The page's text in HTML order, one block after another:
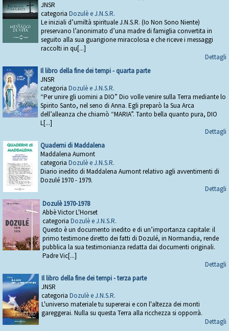
JNSR
categoria Dozulè e J.N.S.R.
Le iniziali d’umiltà spirituale J.N.S.R. (Io Non Sono Niente)
preservano l’anonimato d’una madre di famiglia convertita in
seguito alla sua guarigione miracolosa e che riceve i messaggi
raccolti in qu[...]
Dettagli
Il libro della fine dei tempi - quarta parte
JNSR
categoria Dozulè e J.N.S.R.
“Per unire gli uomini a DIO” Dio volle venire sulla Terra mediante lo
Spirito Santo, nel seno di Anna. Egli preparò la Sua Arca
dell’alleanza che chiamò “MARIA”. Tanto bella quanto pura, DIO
L[...]
Dettagli
Quaderni di Maddalena
Maddalena Aumont
categoria Dozulè e J.N.S.R.
Diario inedito di Maddalena Aumont relativo agli avventimenti di
Dozulé 1970 - 1979.
Dettagli
Dozulè 1970-1978
Abbè Victor L'Horset
categoria Dozulè e J.N.S.R.
Questo è un documento inedito e di un’importanza capitale: il
primo testimone diretto dei fatti di Dozulé, in Normandia, rende
pubblica la sua testimonianza redatta dai documenti originali.
Padre Vic[...]
Dettagli
Il libro della fine dei tempi - terza parte
JNSR
categoria Dozulè e J.N.S.R.
L'universo materiale tu supererai e con l'altezza dei monti
gareggerai. Nulla su questa Terra alla ricchezza si opporrà.
Dettagli